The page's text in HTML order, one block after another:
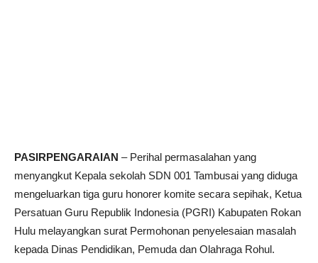
PASIRPENGARAIAN – Perihal permasalahan yang
menyangkut Kepala sekolah SDN 001 Tambusai yang diduga
mengeluarkan tiga guru honorer komite secara sepihak, Ketua
Persatuan Guru Republik Indonesia (PGRI) Kabupaten Rokan
Hulu melayangkan surat Permohonan penyelesaian masalah
kepada Dinas Pendidikan, Pemuda dan Olahraga Rohul.